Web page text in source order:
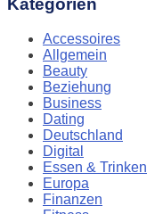
Kategorien
Accessoires
Allgemein
Beauty
Beziehung
Business
Dating
Deutschland
Digital
Essen & Trinken
Europa
Finanzen